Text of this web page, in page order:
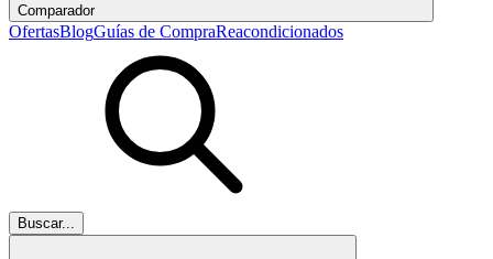
Comparador
OfertasBlogGuías de CompraReacondicionados
Buscar...